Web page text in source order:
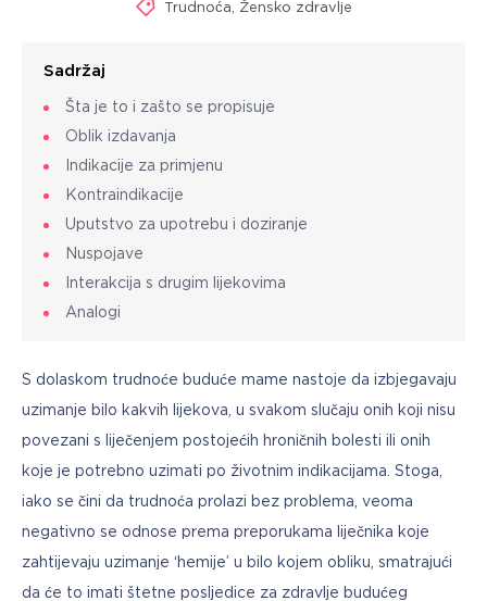
Trudnoća Žensko zdravlje
Sadržaj
Šta je to i zašto se propisuje
Oblik izdavanja
Indikacije za primjenu
Kontraindikacije
Uputstvo za upotrebu i doziranje
Nuspojave
Interakcija s drugim lijekovima
Analogi
S dolaskom trudnoće buduće mame nastoje da izbjegavaju
uzimanje bilo kakvih lijekova, u svakom slučaju onih koji nisu
povezani s liječenjem postojećih hroničnih bolesti ili onih
koje je potrebno uzimati po životnim indikacijama. Stoga,
iako se čini da trudnoća prolazi bez problema, veoma
negativno se odnose prema preporukama liječnika koje
zahtijevaju uzimanje ‘hemije’ u bilo kojem obliku, smatrajući
da će to imati štetne posljedice za zdravlje budućeg